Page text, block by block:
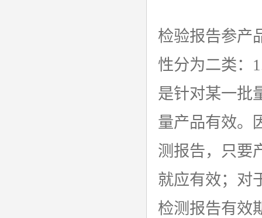
检验报告参产
性分为二类：
是针对某一批
量产品有效。
测报告，只要
就应有效；对
检测报告有效